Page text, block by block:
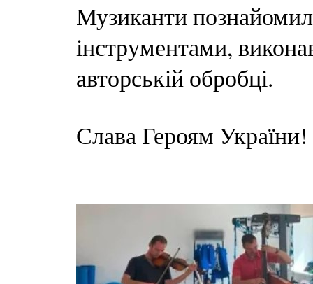
Музиканти
інструментами,
авторській обробці.
Слава Героям